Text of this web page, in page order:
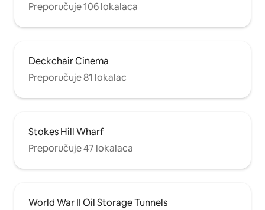
Preporučuje 106 lokalaca
Deckchair Cinema
Preporučuje 81 lokalac
Stokes Hill Wharf
Preporučuje 47 lokalaca
World War II Oil Storage Tunnels